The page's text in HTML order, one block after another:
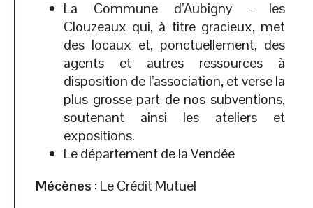
La Commune d’Aubigny - les
Clouzeaux qui, à titre gracieux, met
des locaux et, ponctuellement, des
agents et autres ressources à
disposition de l’association, et verse la
plus grosse part de nos subventions,
soutenant ainsi les ateliers et
expositions.
Le département de la Vendée
Mécènes : Le Crédit Mutuel